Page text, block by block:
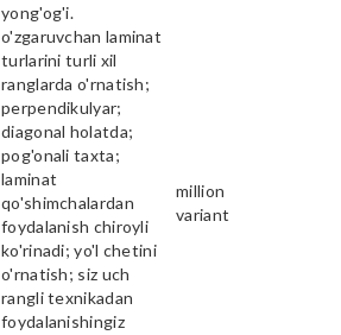
yong'og'i.
o'zgaruvchan laminat
turlarini turli xil
ranglarda o'rnatish;
perpendikulyar;
diagonal holatda;
pog'onali taxta;
laminat
qo'shimchalardan
foydalanish chiroyli
ko'rinadi; yo'l chetini
o'rnatish; siz uch
rangli texnikadan
foydalanishingiz
million
variant